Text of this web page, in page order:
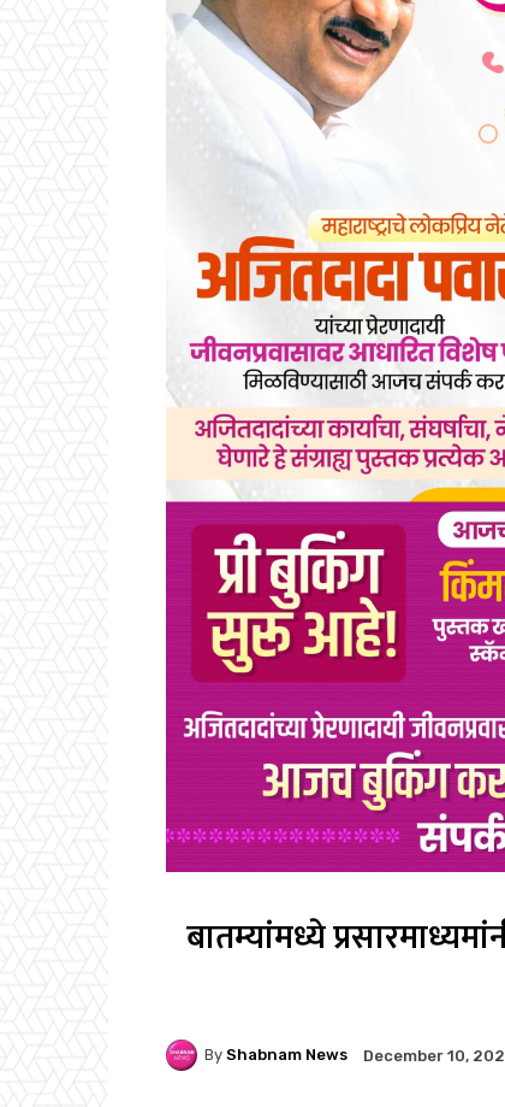
बातम्यांमध्ये
By Shabnam News December 10,